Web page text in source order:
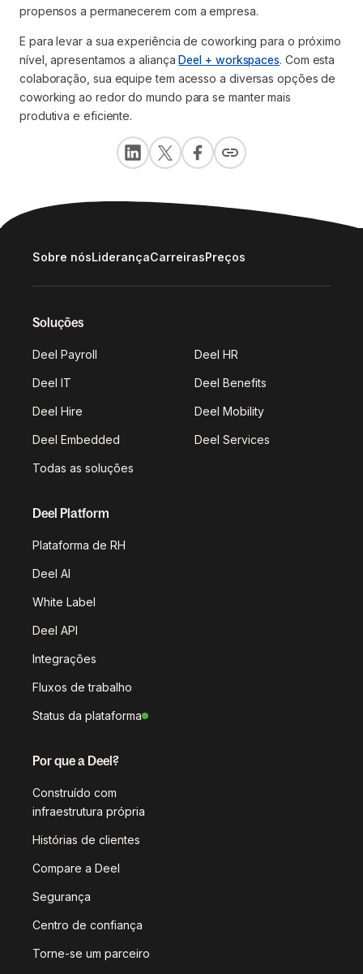
propensos a permanecerem com a empresa.
E para levar a sua experiência de coworking para o próximo
nível, apresentamos a aliançaDeel + workspaces. Com esta
colaboração, sua equipe tem acesso a diversas opções de
coworking ao redor do mundo para se manter mais
produtiva e eficiente.
Sobre nósLiderançaCarreirasPreços
Soluções
Deel Payroll Deel HR
Deel IT Deel Benefits
Deel Hire Deel Mobility
Deel Embedded Deel Services
Todas as soluções
Deel Platform
Plataforma de RH
Deel AI
White Label
Deel API
Integrações
Fluxos de trabalho
Status da plataforma
Por que a Deel?
Construído com
infraestrutura própria
Histórias de clientes
Compare a Deel
Segurança
Centro de confiança
Torne-se um parceiro